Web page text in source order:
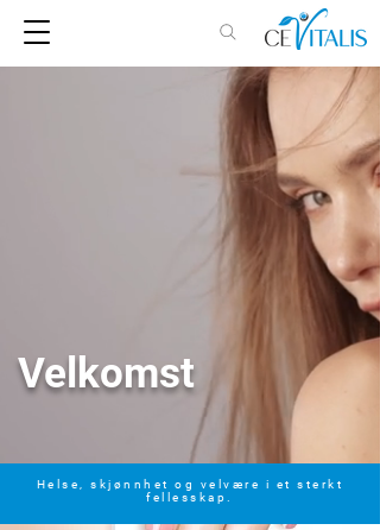
Velkomst
Helse, skjønnhet og velvære i et sterkt
fellesskap.